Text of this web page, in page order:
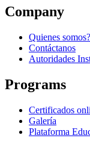
Company
Quienes somos?
Contáctanos
Autoridades
Programs
Certificados
Galería
Plataforma